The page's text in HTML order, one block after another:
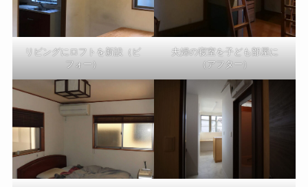
リビングにロフトを新設（ビ
フォー）
夫婦の寝室を子ども部屋に
（アフター）